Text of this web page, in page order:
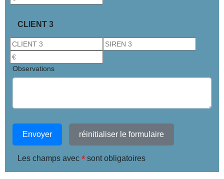
CLIENT 3
Observations
Envoyer réinitialiser le formulaire
Les champs avec * sont obligatoires